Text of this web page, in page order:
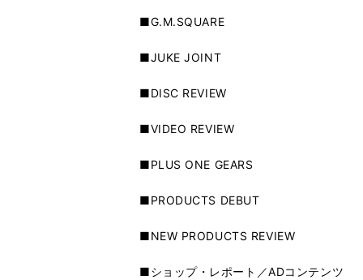
■G.M.SQUARE
■JUKE JOINT
■DISC REVIEW
■VIDEO REVIEW
■PLUS ONE GEARS
■PRODUCTS DEBUT
■NEW PRODUCTS REVIEW
■ショップ・レポート／ADコンテンツ